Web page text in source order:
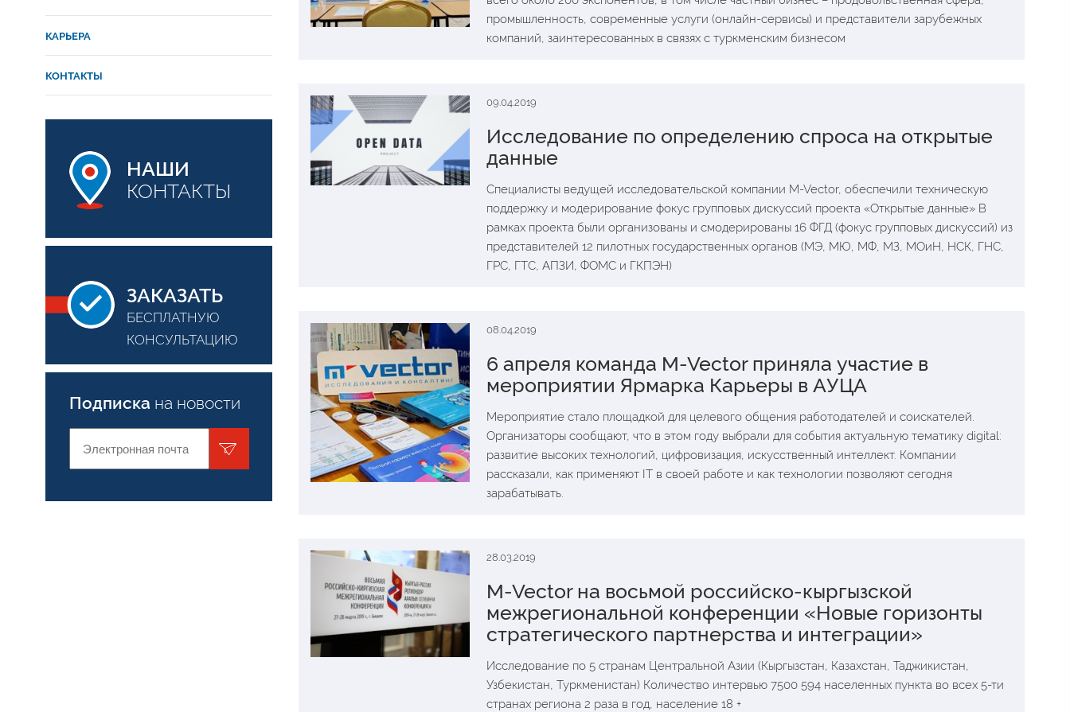
КАРЬЕРА
КОНТАКТЫ
НАШИ
КОНТАКТЫ
ЗАКАЗАТЬ
БЕСПЛАТНУЮ
КОНСУЛЬТАЦИЮ
Подписка на новости
промышленность, современные услуги (онлайн-сервисы) и представители зарубежных
компаний, заинтересованных в связях с туркменским бизнесом
09.04.2019
Исследование по определению спроса на открытые
данные
Специалисты ведущей исследовательской компании M-Vector, обеспечили техническую
поддержку и модерирование фокус групповых дискуссий проекта «Открытые данные» В
рамках проекта были организованы и смодерированы 16 ФГД (фокус групповых дискуссий) из
представителей 12 пилотных государственных органов (МЭ, МЮ, МФ, МЗ, МОиН, НСК, ГНС,
ГРС, ГТС, АПЗИ, ФОМС и ГКПЭН)
08.04.2019
6 апреля команда M-Vector приняла участие в
мероприятии Ярмарка Карьеры в АУЦА
Мероприятие стало площадкой для целевого общения работодателей и соискателей.
Организаторы сообщают, что в этом году выбрали для события актуальную тематику digital:
развитие высоких технологий, цифровизация, искусственный интеллект. Компании
рассказали, как применяют IT в своей работе и как технологии позволяют сегодня
зарабатывать.
28.03.2019
M-Vector на восьмой российско-кыргызской
межрегиональной конференции «Новые горизонты
стратегического партнерства и интеграции»
Исследование по 5 странам Центральной Азии (Кыргызстан, Казахстан, Таджикистан,
Узбекистан, Туркменистан) Количество интервью 7500 594 населенных пункта во всех 5-ти
странах региона 2 раза в год, население 18 +